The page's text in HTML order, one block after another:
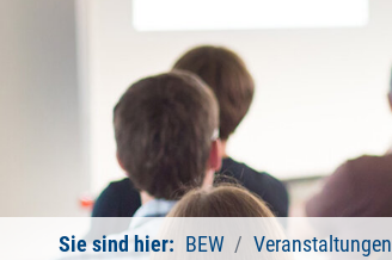
Sie sind hier: BEW Veranstaltungen